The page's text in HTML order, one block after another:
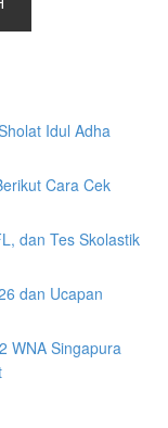
Idul Adha
Cara Cek
dan Tes Skolastik
dan Ucapan
WNA Singapura